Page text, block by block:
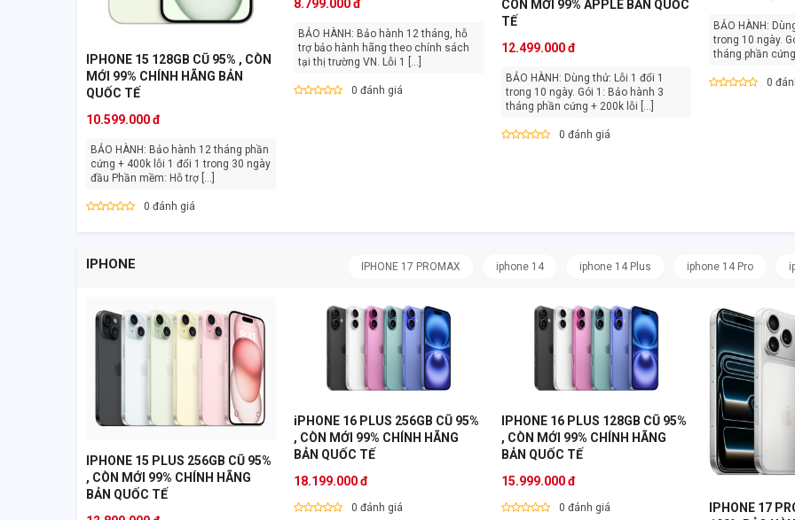
IPHONE 15 128GB CŨ 95% , CÒN
MỚI 99% CHÍNH HÃNG BẢN
QUỐC TẾ
10.599.000 đ
BẢO HÀNH: Bảo hành 12 tháng phần
cứng + 400k lỗi 1 đổi 1 trong 30 ngày
đầu Phần mềm: Hỗ trợ [...]
0 đánh giá
8.799.000 đ
BẢO HÀNH: Bảo hành 12 tháng, hỗ
trợ bảo hành hãng theo chính sách
tại thị trường VN. Lỗi 1 [...]
0 đánh giá
CÒN MỚI 99% APPLE BẢN QUỐC
TẾ
12.499.000 đ
BẢO HÀNH: Dùng thử: Lỗi 1 đổi 1
trong 10 ngày. Gói 1: Bảo hành 3
tháng phần cứng + 200k lỗi [...]
0 đánh giá
BẢO HÀNH: Dùng thử: Lỗi 1 đổi 1
trong 10 ngày. Gói 1: Bảo hành 3
tháng phần cứng
0
IPHONE IPHONE 17 PROMAX iphone 14 iphone 14 Plus iphone 14 Pro
IPHONE 15 PLUS 256GB CŨ 95%
, CÒN MỚI 99% CHÍNH HÃNG
BẢN QUỐC TẾ
iPHONE 16 PLUS 256GB CŨ 95%
, CÒN MỚI 99% CHÍNH HÃNG
BẢN QUỐC TẾ
18.199.000 đ
0 đánh giá
IPHONE 16 PLUS 128GB CŨ 95%
, CÒN MỚI 99% CHÍNH HÃNG
BẢN QUỐC TẾ
15.999.000 đ
0 đánh giá
IPHONE 17